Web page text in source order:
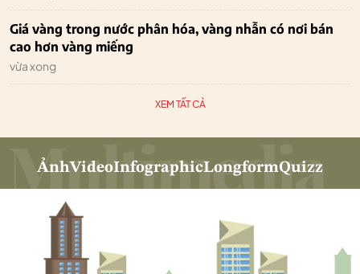
Giá vàng trong nước phân hóa, vàng nhẫn có nơi bán
cao hơn vàng miếng
vừa xong
XEM TẤT CẢ
ẢnhVideoInfographicLongformQuizz